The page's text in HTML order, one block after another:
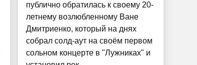
публично обратилась к своему 20-
летнему возлюбленному Ване
Дмитриенко, который на днях
собрал солд-аут на своём первом
сольном концерте в "Лужниках" и